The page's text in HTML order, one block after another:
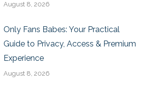
August 8, 2026
Only Fans Babes: Your Practical
Guide to Privacy, Access & Premium
Experience
August 8, 2026